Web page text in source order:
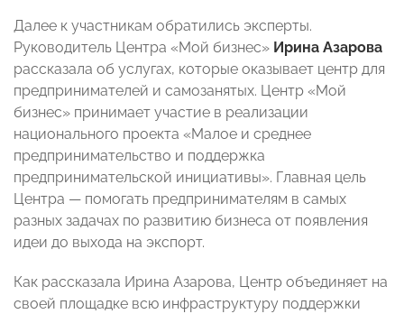
Далее к участникам обратились эксперты.
Руководитель Центра «Мой бизнес» Ирина Азарова
рассказала об услугах, которые оказывает центр для
предпринимателей и самозанятых. Центр «Мой
бизнес» принимает участие в реализации
национального проекта «Малое и среднее
предпринимательство и поддержка
предпринимательской инициативы». Главная цель
Центра — помогать предпринимателям в самых
разных задачах по развитию бизнеса от появления
идеи до выхода на экспорт.
Как рассказала Ирина Азарова, Центр объединяет на
своей площадке всю инфраструктуру поддержки